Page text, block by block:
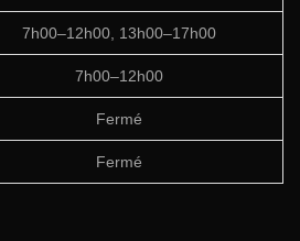
7h00–12h00, 13h00–17h00
7h00–12h00
Fermé
Fermé